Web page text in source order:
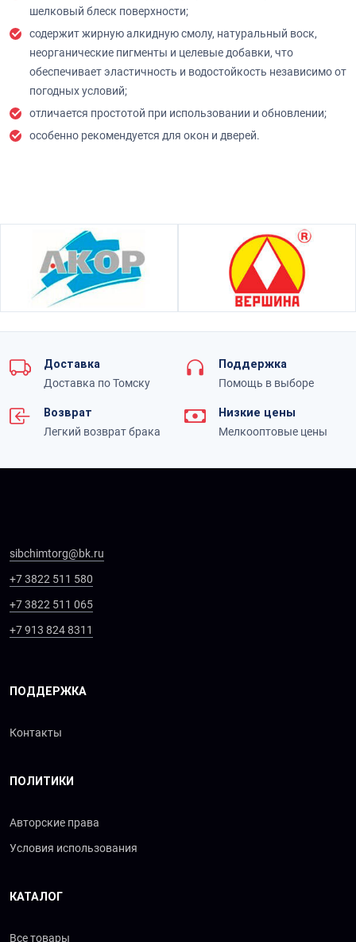
шелковый блеск поверхности;
содержит жирную алкидную смолу, натуральный воск,
неорганические пигменты и целевые добавки, что
обеспечивает эластичность и водостойкость независимо от
погодных условий;
отличается простотой при использовании и обновлении;
особенно рекомендуется для окон и дверей.
Доставка
Доставка по Томску
Поддержка
Помощь в выборе
Возврат
Легкий возврат брака
Низкие цены
Мелкооптовые цены
sibchimtorg@bk.ru
+7 3822 511 580
+7 3822 511 065
+7 913 824 8311
ПОДДЕРЖКА
Контакты
ПОЛИТИКИ
Авторские права
Условия использования
КАТАЛОГ
Все товары